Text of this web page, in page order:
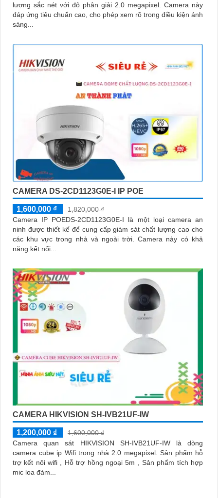
lượng sắc nét với độ phân giải 2.0 megapixel. Camera này
đáp ứng tiêu chuẩn cao, cho phép xem rõ trong điều kiện ánh
sáng...
CAMERA DS-2CD1123G0E-I IP POE
1,600,000 ₫
1,820,000 ₫
Camera IP POEDS-2CD1123G0E-I là một loại camera an
ninh được thiết kế để cung cấp giám sát chất lượng cao cho
các khu vực trong nhà và ngoài trời. Camera này có khả
năng kết nối...
CAMERA HIKVISION SH-IVB21UF-IW
1,200,000 ₫
1,600,000 ₫
Camera quan sát HIKVISION SH-IVB21UF-IW là dòng
camera cube ip Wifi trong nhà 2.0 megapixel. Sản phẩm hỗ
trợ kết nôi wifi , Hỗ trợ hồng ngoại 5m , Sản phẩm tích hợp
mic loa đàm...